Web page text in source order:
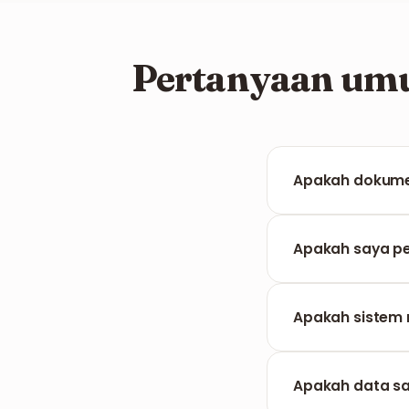
Pertanyaan
Apakah
final dari setiap
Apakah saya
mengurus
Apakah sistem
memastikan
Apakah data